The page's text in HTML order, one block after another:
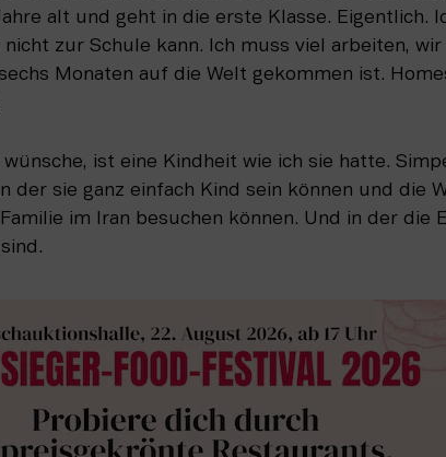
alt und geht in die erste Klasse. Eigentlich.
zur Schule kann. Ich muss viel arbeiten, wir
Monaten auf die Welt gekommen ist.
ist eine Kindheit wie ich sie hatte.
der sie ganz einfach Kind sein können und die
im Iran besuchen können. Und in der die